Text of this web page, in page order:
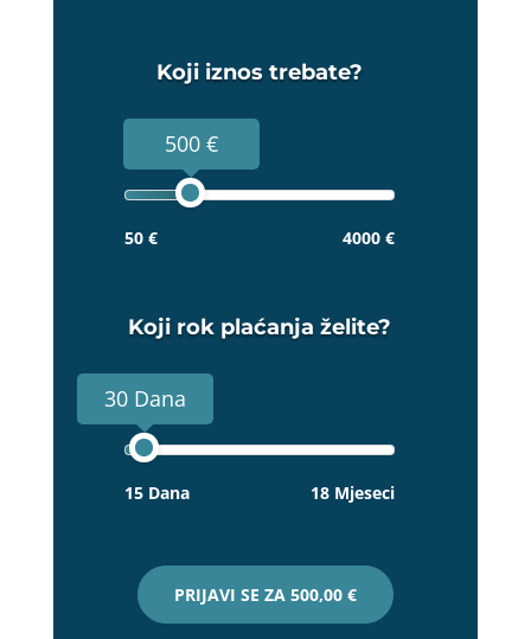
Koji iznos trebate?
500 €
50 € 4000 €
Koji rok plaćanja želite?
30 Dana
15 Dana 18 Mjeseci
PRIJAVI SE ZA 500,00 €